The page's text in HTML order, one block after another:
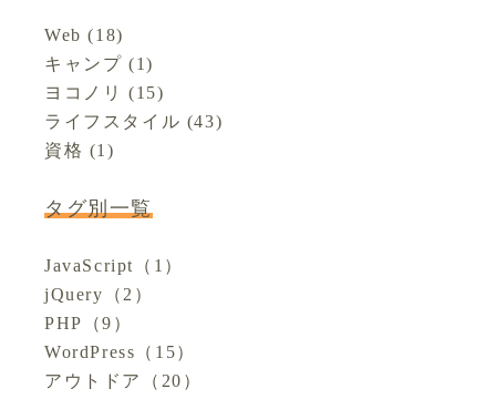
Web (18)
キャンプ (1)
ヨコノリ
(15)
ライフスタイル (43)
資格 (1)
タグ別一覧
JavaScript
（1）
jQuery （2）
PHP
（9）
WordPress （15）
アウトドア
（20）